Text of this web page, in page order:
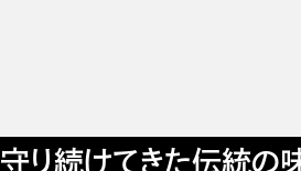
守り続けてきた伝統の